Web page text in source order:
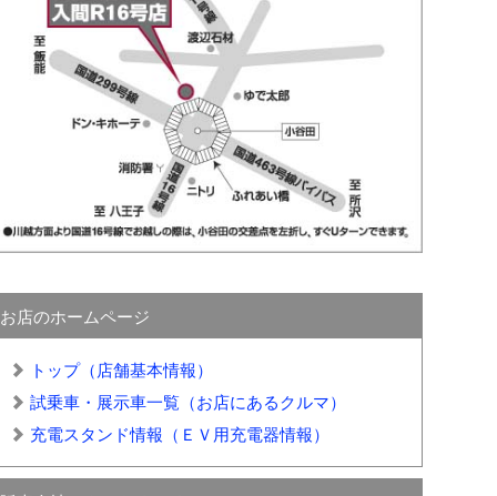
お店のホームページ
トップ（店舗基本情報）
試乗車・展示車一覧（お店にあるクルマ）
充電スタンド情報（ＥＶ用充電器情報）